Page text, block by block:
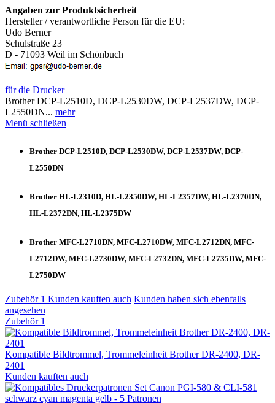
Angaben zur Produktsicherheit
Hersteller / verantwortliche Person für die EU:
Udo Berner
Schulstraße 23
D - 71093 Weil im Schönbuch
für die Drucker
Brother DCP-L2510D, DCP-L2530DW, DCP-L2537DW, DCP-
L2550DN... mehr
Menü schließen
Brother DCP-L2510D, DCP-L2530DW, DCP-L2537DW, DCP-
L2550DN
Brother HL-L2310D, HL-L2350DW, HL-L2357DW, HL-L2370DN,
HL-L2372DN, HL-L2375DW
Brother MFC-L2710DN, MFC-L2710DW, MFC-L2712DN, MFC-
L2712DW, MFC-L2730DW, MFC-L2732DN, MFC-L2735DW, MFC-
L2750DW
Zubehör 1 Kunden kauften auch Kunden haben sich ebenfalls
angesehen
Zubehör 1
Kompatible Bildtrommel, Trommeleinheit Brother DR-2400, DR-
2401
Kunden kauften auch